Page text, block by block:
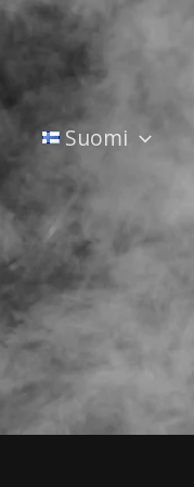
Suomi